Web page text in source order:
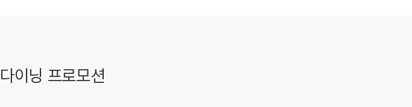
다이닝 프로모션